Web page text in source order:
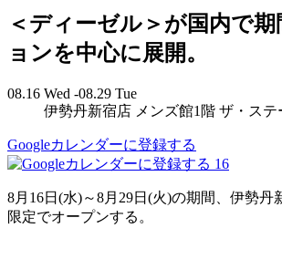
＜ディーゼル＞が国内で
ョンを中心に展開。
08.16 Wed -08.29 Tue
伊勢丹新宿店 メンズ館1階 ザ・ステ
Googleカレンダーに登録する
16
8月16日(水)～8月29日(火)の期間、伊勢
限定でオープンする。